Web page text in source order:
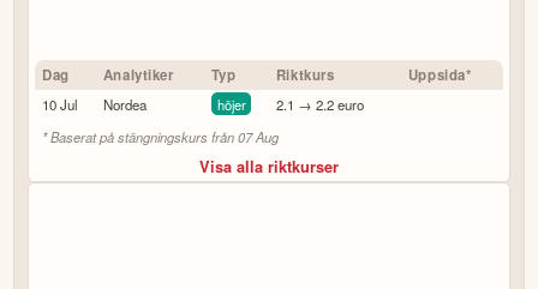
För- & efterhandel på utvalda börser – ligg steget före
Handla riktig krypto– över 100 olika att välja på
Bonus: Upp till
3,55 % årlig räntapå oinvesterat kapital
Köp eller blanka F-Secure
Dag Analytiker Typ Riktkurs Uppsida*
10 Jul Nordea höjer
2.1 → 2.2 euro
* Baserat på stängningskurs från07 Aug
Visa alla riktkurser